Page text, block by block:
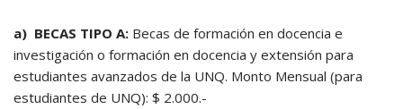
a) BECAS TIPO A: Becas de formación en docencia e
investigación o formación en docencia y extensión para
estudiantes avanzados de la UNQ. Monto Mensual (para
estudiantes de UNQ): $ 2.000.-